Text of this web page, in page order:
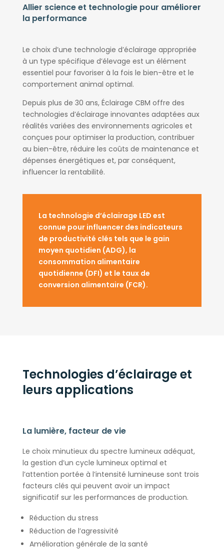
Allier science et technologie pour améliorer
la performance
Le choix d’une technologie d’éclairage appropriée
à un type spécifique d’élevage est un élément
essentiel pour favoriser à la fois le bien-être et le
comportement animal optimal.
Depuis plus de 30 ans, Éclairage CBM offre des
technologies d’éclairage innovantes adaptées aux
réalités variées des environnements agricoles et
conçues pour optimiser la production, contribuer
au bien-être, réduire les coûts de maintenance et
dépenses énergétiques et, par conséquent,
influencer la rentabilité.
La technologie d’éclairage LED est
connue pour influencer des indicateurs
de productivité clés tels que le gain
moyen quotidien (ADG), la
consommation alimentaire
quotidienne (DFI) et le taux de
conversion alimentaire (FCR).
Technologies d’éclairage et
leurs applications
La lumière, facteur de vie
Le choix minutieux du spectre lumineux adéquat,
la gestion d’un cycle lumineux optimal et
l’attention portée à l’intensité lumineuse sont trois
facteurs clés qui peuvent avoir un impact
significatif sur les performances de production.
Réduction du stress
Réduction de l’agressivité
Amélioration générale de la santé